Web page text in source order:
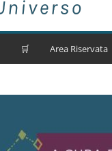
🛒 Area Riservata